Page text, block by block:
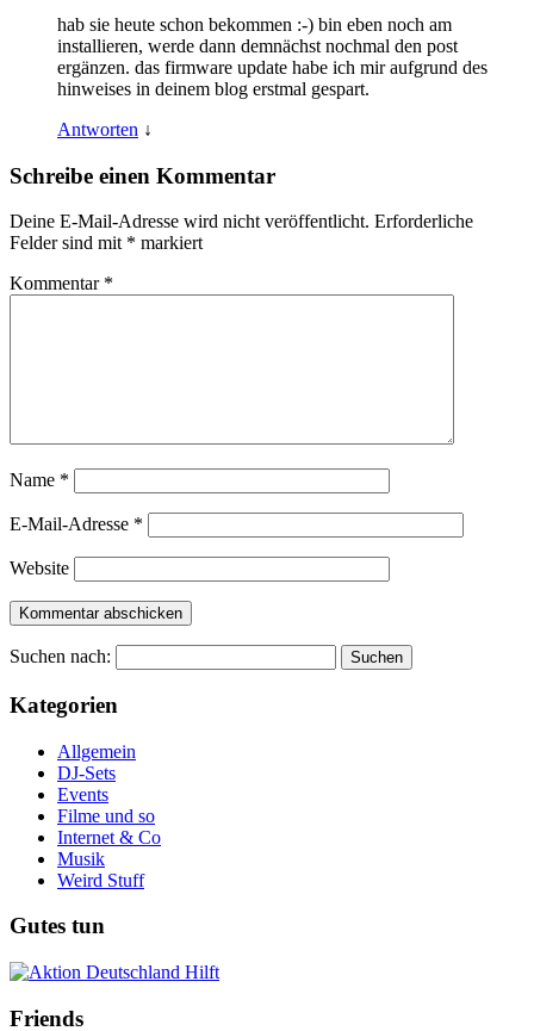
hab sie heute schon bekommen :-) bin eben noch am
installieren, werde dann demnächst nochmal den post
ergänzen. das firmware update habe ich mir aufgrund des
hinweises in deinem blog erstmal gespart.
Antworten ↓
Schreibe einen Kommentar
Deine E-Mail-Adresse wird nicht veröffentlicht. Erforderliche
Felder sind mit * markiert
Kommentar *
Name *
E-Mail-Adresse *
Website
Suchen nach:
Kategorien
Allgemein
DJ-Sets
Events
Filme und so
Internet & Co
Musik
Weird Stuff
Gutes tun
Friends